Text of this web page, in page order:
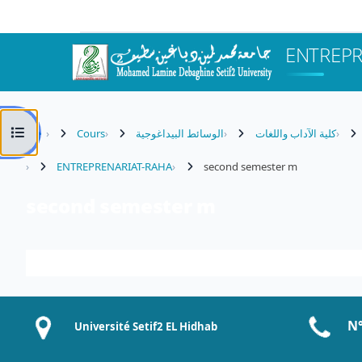
Ouvrir l’index du cours
Cours الوسائط البيداغوجية كلية الآداب واللغات
ENTREPRENARIAT-RAHA second semester m
Université Setif2 EL Hidhab